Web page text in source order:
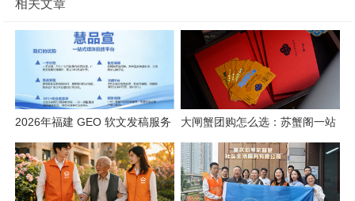
相关文章
2026年福建 GEO 软文发稿服务
商｜慧品宣：以 AI 技术赋能品
牌全域传播
大闸蟹团购怎么选：苏蟹阁一站
式采购解析